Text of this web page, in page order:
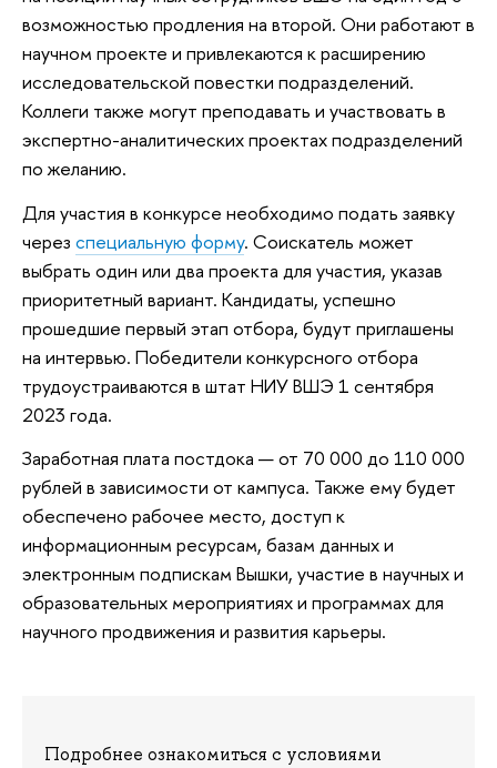
возможностью продления на второй. Они работают в
научном проекте и привлекаются к расширению
исследовательской повестки подразделений.
Коллеги также могут преподавать и участвовать в
экспертно-аналитических проектах подразделений
по желанию.
Для участия в конкурсе необходимо подать заявку
через специальную форму. Соискатель может
выбрать один или два проекта для участия, указав
приоритетный вариант. Кандидаты, успешно
прошедшие первый этап отбора, будут приглашены
на интервью. Победители конкурсного отбора
трудоустраиваются в штат НИУ ВШЭ 1 сентября
2023 года.
Заработная плата постдока — от 70 000 до 110 000
рублей в зависимости от кампуса. Также ему будет
обеспечено рабочее место, доступ к
информационным ресурсам, базам данных и
электронным подпискам Вышки, участие в научных и
образовательных мероприятиях и программах для
научного продвижения и развития карьеры.
Подробнее ознакомиться с условиями